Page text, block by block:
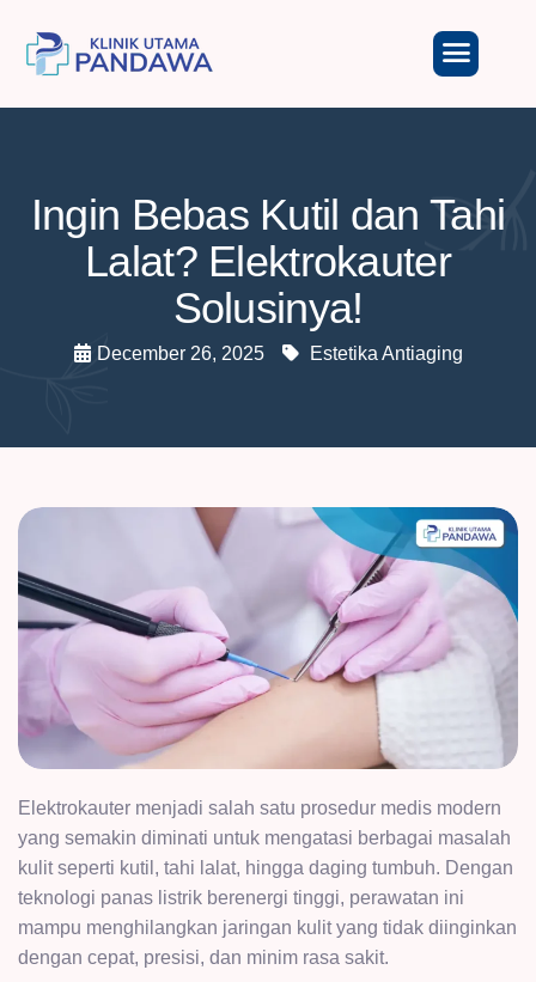
Ingin Bebas Kutil dan Tahi
Lalat? Elektrokauter
Solusinya!
December 26, 2025 Estetika Antiaging
Elektrokauter menjadi salah satu prosedur medis modern
yang semakin diminati untuk mengatasi berbagai masalah
kulit seperti kutil, tahi lalat, hingga daging tumbuh. Dengan
teknologi panas listrik berenergi tinggi, perawatan ini
mampu menghilangkan jaringan kulit yang tidak diinginkan
dengan cepat, presisi, dan minim rasa sakit.